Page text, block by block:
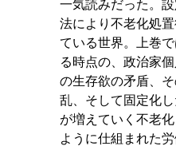
一気読みだった。
法により不老化処
ている世界。上巻
る時点の、政治家
の生存欲の矛盾、
乱、そして固定化
が増えていく不老
ように仕組まれた